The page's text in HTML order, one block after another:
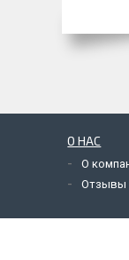
О НАС
О
Отзывы